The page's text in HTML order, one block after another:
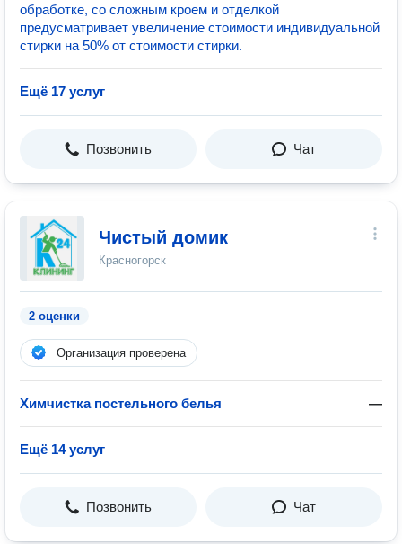
обработке, со сложным кроем и отделкой
предусматривает увеличение стоимости индивидуальной
стирки на 50% от стоимости стирки.
Ещё 17 услуг
Позвонить Чат
Чистый домик
Красногорск
2 оценки
Организация проверена
Химчистка постельного белья —
Ещё 14 услуг
Позвонить Чат